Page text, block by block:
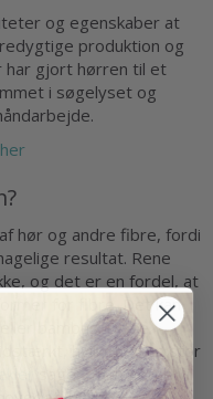
og egenskaber at
produktion og
har gjort hørren til et
i søgelyset og
hør og andre fibre, fordi
resultat. Rene
og det er en fordel, at
for fibre. Det kan
bambus. Disse
hvilket er en stor
sager, man gerne vil